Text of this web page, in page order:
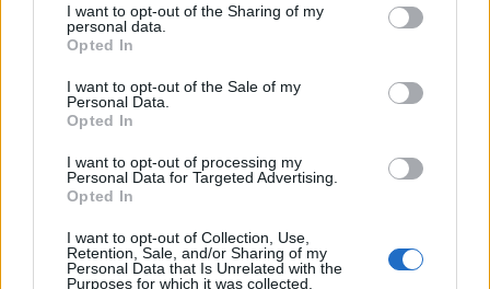
I want to opt-out of the Sharing of my
personal data.
Opted In
I want to opt-out of the Sale of my
Personal Data.
Opted In
I want to opt-out of processing my
Personal Data for Targeted Advertising.
Opted In
I want to opt-out of Collection, Use,
Retention, Sale, and/or Sharing of my
Personal Data that Is Unrelated with the
Purposes for which it was collected.